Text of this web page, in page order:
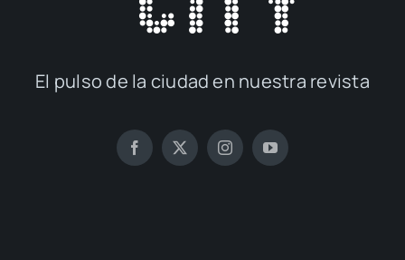
El pul­so de la ciu­dad en nues­tra revis­ta